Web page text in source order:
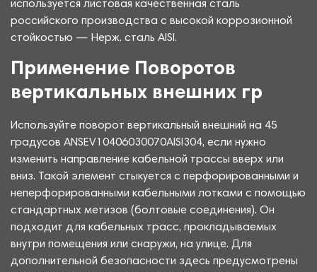
используется листовая качественная сталь
российского производства с высокой коррозионной
стойкостью — Нерж. сталь AISI.
Применение Поворотов
вертикальных внешних гр
Используйте поворот вертикальный внешний на 45
градусов ANSEV10406030070AISI304, если нужно
изменить направление кабельной трассы вверх или
вниз. Такой элемент стыкуется с перфорированными и
неперфорированными кабельными лотками с помощью
стандартных метизов (болтовые соединения). Он
подходит для кабельных трасс, прокладываемых
внутри помещения или снаружи, на улице. Для
дополнительной безопасности здесь предусмотрены